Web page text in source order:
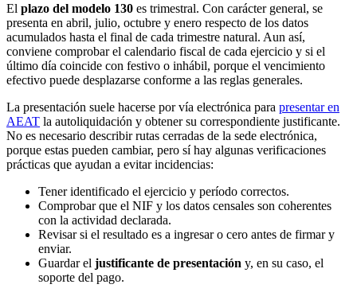
El plazo del modelo 130 es trimestral. Con carácter general, se
presenta en abril, julio, octubre y enero respecto de los datos
acumulados hasta el final de cada trimestre natural. Aun así,
conviene comprobar el calendario fiscal de cada ejercicio y si el
último día coincide con festivo o inhábil, porque el vencimiento
efectivo puede desplazarse conforme a las reglas generales.
La presentación suele hacerse por vía electrónica para presentar en
AEAT la autoliquidación y obtener su correspondiente justificante.
No es necesario describir rutas cerradas de la sede electrónica,
porque estas pueden cambiar, pero sí hay algunas verificaciones
prácticas que ayudan a evitar incidencias:
Tener identificado el ejercicio y período correctos.
Comprobar que el NIF y los datos censales son coherentes
con la actividad declarada.
Revisar si el resultado es a ingresar o cero antes de firmar y
enviar.
Guardar el justificante de presentación y, en su caso, el
soporte del pago.